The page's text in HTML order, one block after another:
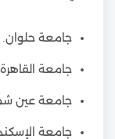
جامعة حلوان.
جامعة القاهرة.
جامعة عين
جامعة